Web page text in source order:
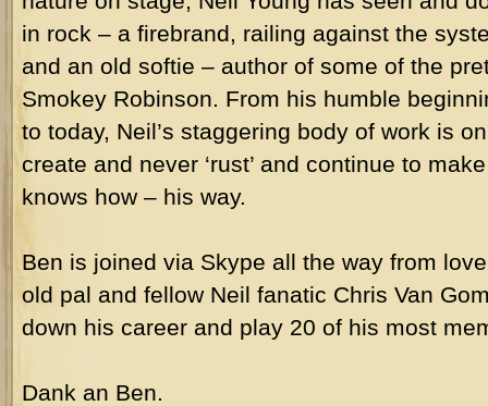
in rock – a firebrand, railing against the
and an old softie – author of some of the
Smokey Robinson. From his humble
to today, Neil’s staggering body of work is
create and never ‘rust’ and continue to
knows how – his way.
Ben is joined via Skype all the way from
old pal and fellow Neil fanatic Chris Van
down his career and play 20 of his most
Dank an Ben.